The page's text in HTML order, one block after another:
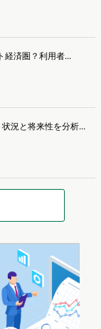
経済圏？利用者...
況と将来性を分析...